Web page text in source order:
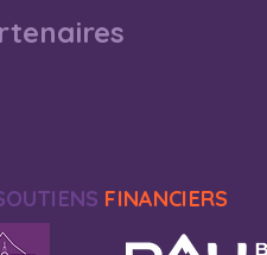
FINANCIERS